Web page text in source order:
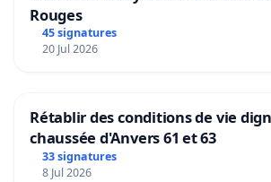
Rouges
45 signatures
20 Jul 2026
Rétablir des conditions de vie
chaussée d'Anvers 61 et 63
33 signatures
8 Jul 2026